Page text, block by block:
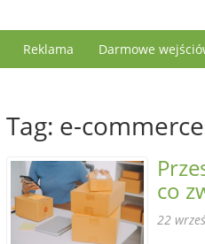
Reklama Darmowe
Tag: e-commerce
co
22